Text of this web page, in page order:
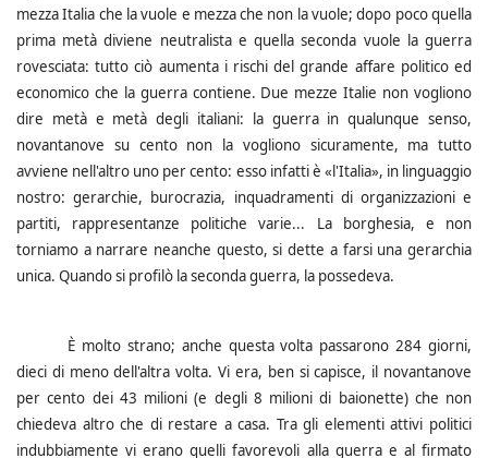
mezza Italia che la vuole e mezza che non la vuole; dopo poco quella
prima metà diviene neutralista e quella seconda vuole la guerra
rovesciata: tutto ciò aumenta i rischi del grande affare politico ed
economico che la guerra contiene. Due mezze Italie non vogliono
dire metà e metà degli italiani: la guerra in qualunque senso,
novantanove su cento non la vogliono sicuramente, ma tutto
avviene nell'altro uno per cento: esso infatti è «l'Italia», in linguaggio
nostro: gerarchie, burocrazia, inquadramenti di organizzazioni e
partiti, rappresentanze politiche varie... La borghesia, e non
torniamo a narrare neanche questo, si dette a farsi una gerarchia
unica. Quando si profilò la seconda guerra, la possedeva.
È molto strano; anche questa volta passarono 284 giorni,
dieci di meno dell'altra volta. Vi era, ben si capisce, il novantanove
per cento dei 43 milioni (e degli 8 milioni di baionette) che non
chiedeva altro che di restare a casa. Tra gli elementi attivi politici
indubbiamente vi erano quelli favorevoli alla guerra e al firmato